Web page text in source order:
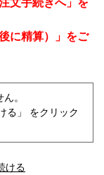
文手続きへ」を
に精算）」をご
。
る」 をクリック
ける